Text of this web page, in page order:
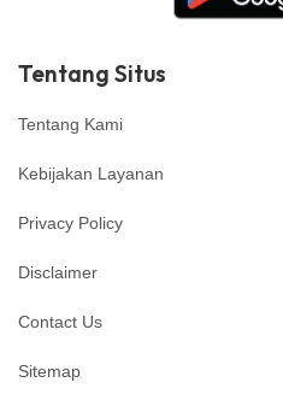
Tentang Situs
Tentang Kami
Kebijakan Layanan
Privacy Policy
Disclaimer
Contact Us
Sitemap